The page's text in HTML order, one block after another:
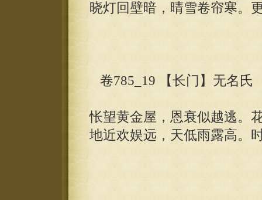
晓灯回壁暗，晴雪卷帘寒。
卷785_19 【长门】无名氏
怅望黄金屋，恩衰似越逃。
地近欢娱远，天低雨露高。